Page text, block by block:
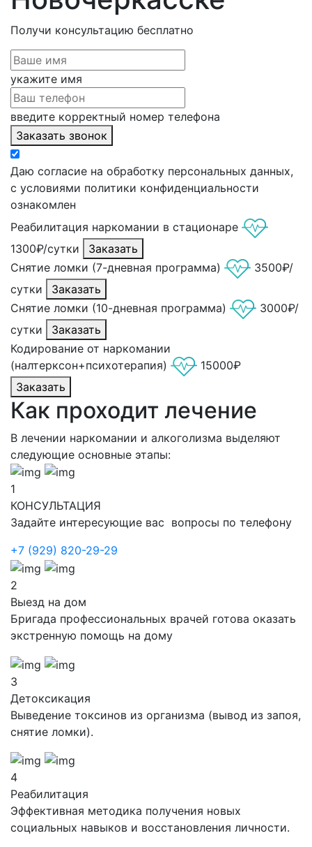
Получи консультацию бесплатно
укажите имя
введите корректный номер телефона
Заказать звонок
Даю согласие на обработку персональных данных,
с условиями политики конфиденциальности
ознакомлен
Реабилитация наркомании в стационаре
1300₽/сутки
Заказать
Снятие ломки (7-дневная программа)
3500₽/
сутки
Заказать
Снятие ломки (10-дневная программа)
3000₽/
сутки
Заказать
Кодирование от наркомании
(налтерксон+психотерапия)
15000₽
Заказать
Как проходит лечение
В лечении наркомании и алкоголизма выделяют
следующие основные этапы:
1
КОНСУЛЬТАЦИЯ
Задайте интересующие вас вопросы по телефону
+7 (929) 820-29-29
2
Выезд на дом
Бригада профессиональных врачей готова оказать
экстренную помощь на дому
3
Детоксикация
Выведение токсинов из организма (вывод из запоя,
снятие ломки).
4
Реабилитация
Эффективная методика получения новых
социальных навыков и восстановления личности.